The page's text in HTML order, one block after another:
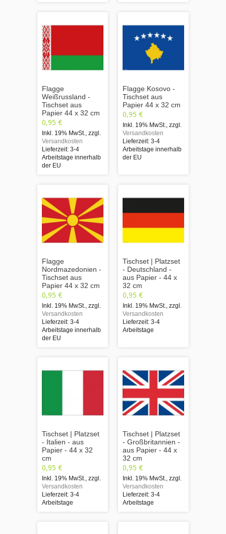
Flagge
Weißrussland -
Tischset aus
Papier 44 x 32 cm
0,95 €
Inkl. 19% MwSt. zzgl.
Versandkosten
Lieferzeit: 3-4
Arbeitstage innerhalb
der EU
Flagge Kosovo -
Tischset aus
Papier 44 x 32 cm
0,95 €
Inkl. 19% MwSt. zzgl.
Versandkosten
Lieferzeit: 3-4
Arbeitstage innerhalb
der EU
Flagge
Nordmazedonien -
Tischset aus
Papier 44 x 32 cm
0,95 €
Inkl. 19% MwSt. zzgl.
Versandkosten
Lieferzeit: 3-4
Arbeitstage innerhalb
der EU
Tischset | Platzset
- Deutschland -
aus Papier - 44 x
32 cm
0,95 €
Inkl. 19% MwSt. zzgl.
Versandkosten
Lieferzeit: 3-4
Arbeitstage
Tischset | Platzset
- Italien - aus
Papier - 44 x 32
cm
0,95 €
Inkl. 19% MwSt. zzgl.
Versandkosten
Lieferzeit: 3-4
Arbeitstage
Tischset | Platzset
- Großbritannien -
aus Papier - 44 x
32 cm
0,95 €
Inkl. 19% MwSt. zzgl.
Versandkosten
Lieferzeit: 3-4
Arbeitstage